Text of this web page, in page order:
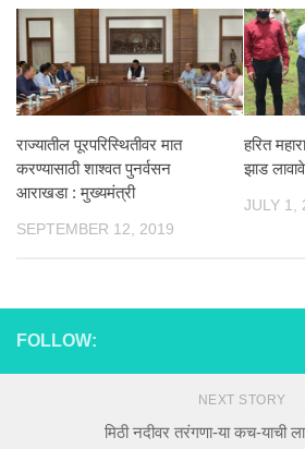
राज्यातील पूरपरिस्थितीवर मात
करण्यासाठी शाश्वत पुनर्वसन
आराखडा : मुख्यमंत्री
SEPTEMBER 12, 2019
हरित
झाड
JULY 1,
FOLLOW:
NEXT STORY
मिठी नदीवर तरंगणा-या कच-याची